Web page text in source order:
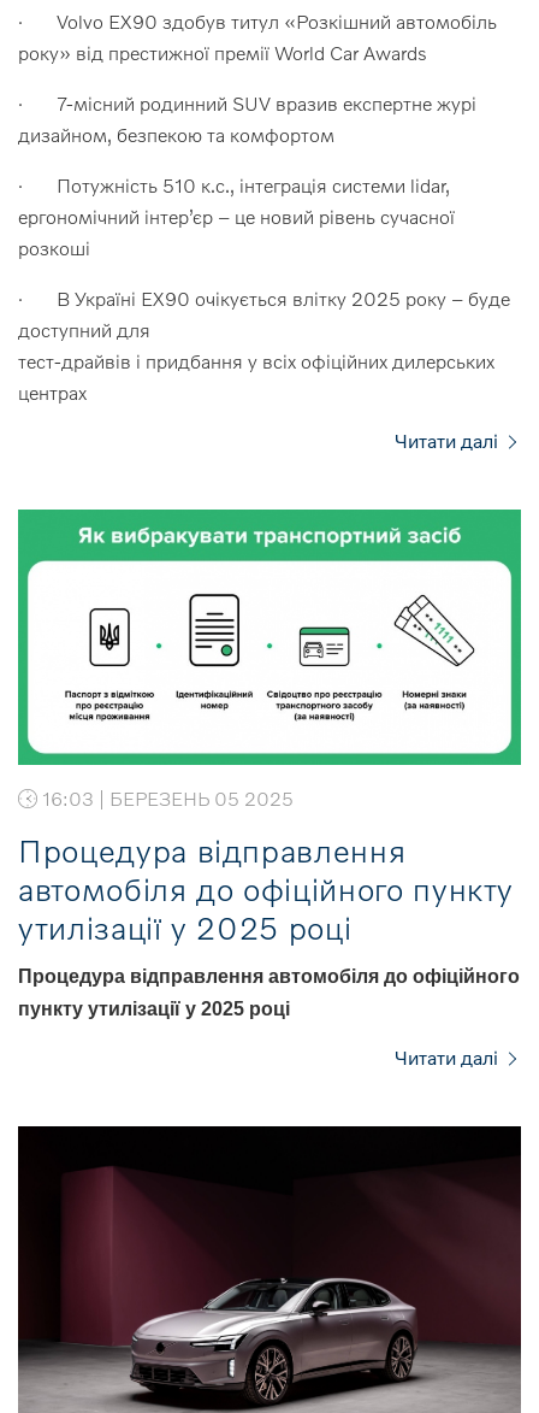
· Volvo EX90 здобув титул «Розкішний автомобіль
року» від престижної премії World Car Awards
· 7-місний родинний SUV вразив експертне журі
дизайном, безпекою та комфортом
· Потужність 510 к.с., інтеграція системи lidar,
ергономічний інтер’єр – це новий рівень сучасної
розкоші
· В Україні EX90 очікується влітку 2025 року – буде
доступний для
тест-драйвів і придбання у всіх офіційних дилерських
центрах
Читати далі
16:03 | БЕРЕЗЕНЬ 05 2025
Процедура відправлення
автомобіля до офіційного пункту
утилізації у 2025 році
Процедура відправлення автомобіля до офіційного
пункту утилізації у 2025 році
Читати далі